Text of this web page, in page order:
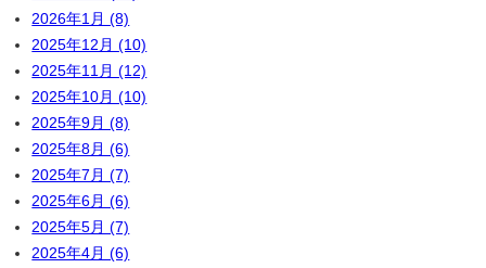
2026年1月 (8)
2025年12月 (10)
2025年11月 (12)
2025年10月 (10)
2025年9月 (8)
2025年8月 (6)
2025年7月 (7)
2025年6月 (6)
2025年5月 (7)
2025年4月 (6)